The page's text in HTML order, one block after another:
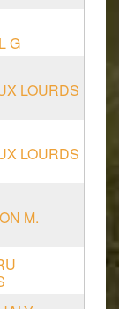
G
LOURDS
LOURDS
M.